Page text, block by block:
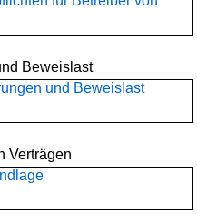
Beweislast
und Beweislast
Verträgen